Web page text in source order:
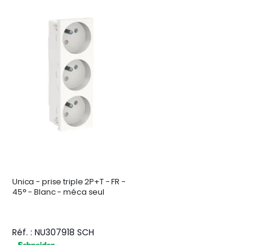
Unica - prise triple 2P+T - FR -
45° - Blanc - méca seul
Réf. : NU307918 SCH